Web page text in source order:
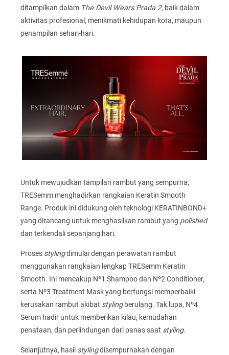
ditampilkan dalam The Devil Wears Prada 2, baik dalam
aktivitas profesional, menikmati kehidupan kota, maupun
penampilan sehari-hari.
Untuk mewujudkan tampilan rambut yang sempurna,
TRESemm menghadirkan rangkaian Keratin Smooth
Range. Produk ini didukung oleh teknologi KERATINBOND+
yang dirancang untuk menghasilkan rambut yang polished
dan terkendali sepanjang hari.
Proses stylingdimulai dengan perawatan rambut
menggunakan rangkaian lengkap TRESemm Keratin
Smooth. Ini mencakup Nº1 Shampoo dan Nº2 Conditioner,
serta Nº3 Treatment Mask yang berfungsi memperbaiki
kerusakan rambut akibat stylingberulang. Tak lupa, Nº4
Serum hadir untuk memberikan kilau, kemudahan
penataan, dan perlindungan dari panas saat styling.
Selanjutnya, hasil stylingdisempurnakan dengan